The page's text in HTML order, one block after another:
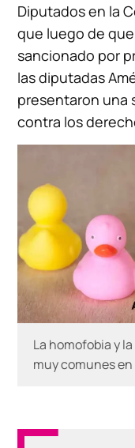
Diputados en la
que luego de
sancionado por
las diputadas
presentaron una
contra los
La homofobia y
muy comunes